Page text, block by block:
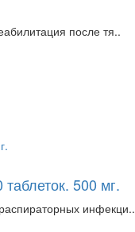
после тя..
500 мг.
инфекци..